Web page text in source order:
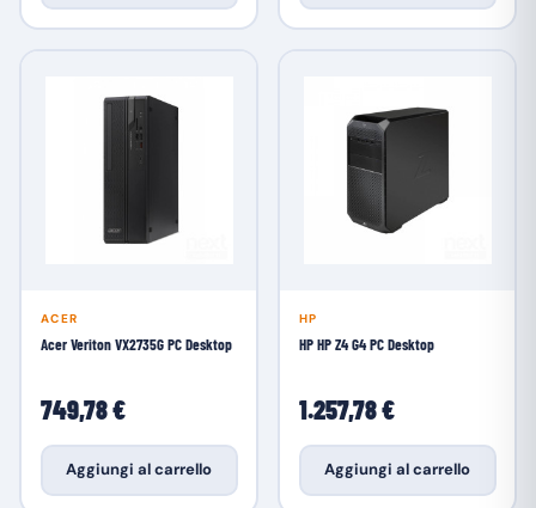
ACER
Acer Veriton VX2735G PC Desktop
749,78 €
Aggiungi al carrello
HP
HP HP Z4 G4 PC Desktop
1.257,78 €
Aggiungi al carrello